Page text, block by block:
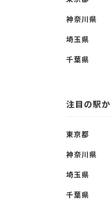
神奈川県
埼玉県
千葉県
注目の駅
東京都
神奈川県
埼玉県
千葉県